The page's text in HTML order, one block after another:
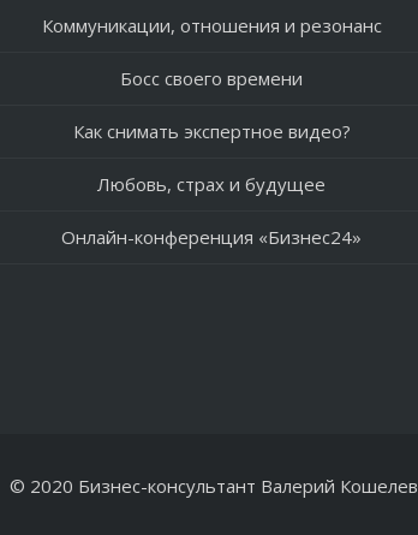
Коммуникации, отношения и резонанс
Босс своего времени
Как снимать экспертное видео?
Любовь, страх и будущее
Онлайн-конференция «Бизнес24»
© 2020 Бизнес-консультант Валерий Кошелев